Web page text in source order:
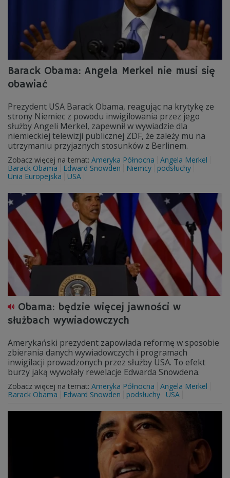
Barack Obama: Angela Merkel nie musi się
obawiać
Prezydent USA Barack Obama, reagując na krytykę ze
strony Niemiec z powodu inwigilowania przez jego
służby Angeli Merkel, zapewnił w wywiadzie dla
niemieckiej telewizji publicznej ZDF, że zależy mu na
utrzymaniu przyjaznych stosunków z Berlinem.
Zobacz więcej na temat: Ameryka Północna
Angela Merkel
Barack Obama
Edward Snowden Niemcy
podsłuchy
Unia Europejska
USA
Obama: będzie więcej jawności w
służbach wywiadowczych
Amerykański prezydent zapowiada reformę w sposobie
zbierania danych wywiadowczych i programach
inwigilacji prowadzonych przez służby USA. To efekt
burzy jaką wywołały rewelacje Edwarda Snowdena.
Zobacz więcej na temat: Ameryka Północna
Angela Merkel
Barack Obama
Edward Snowden podsłuchy USA